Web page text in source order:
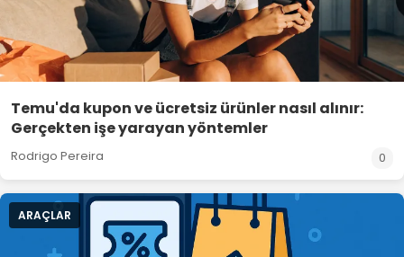
Temu'da kupon ve ücretsiz ürünler nasıl alınır:
Gerçekten işe yarayan yöntemler
Rodrigo Pereira 0
ARAÇLAR